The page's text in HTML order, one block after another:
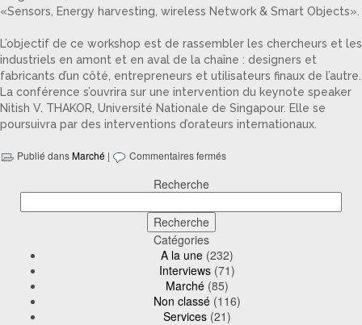
«Sensors, Energy harvesting, wireless Network & Smart Objects».
L’objectif de ce workshop est de rassembler les chercheurs et les
industriels en amont et en aval de la chaîne : designers et
fabricants d’un côté, entrepreneurs et utilisateurs finaux de l’autre.
La conférence s’ouvrira sur une intervention du keynote speaker
Nitish V. THAKOR, Université Nationale de Singapour. Elle se
poursuivra par des interventions d’orateurs internationaux.
Publié dansMarché | Commentaires fermés
Recherche
Catégories
A la une (232)
Interviews (71)
Marché (85)
Non classé (116)
Services (21)